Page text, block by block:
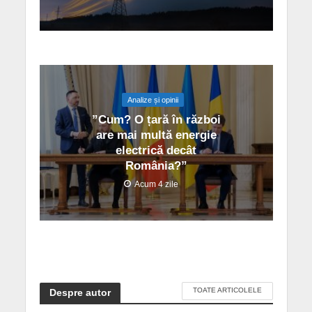
Analize și opinii
”Cum? O țară în război
are mai multă energie
electrică decât
România?”
Acum 4 zile
Despre autor TOATE ARTICOLELE